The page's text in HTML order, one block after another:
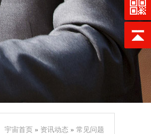
宇宙首页 » 资讯动态 » 常见问题